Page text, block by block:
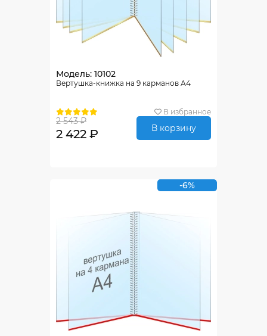
Модель: 10102
Вертушка-книжка на 9 карманов А4
В избранное
2 543 ₽
2 422 ₽ В корзину
-6%